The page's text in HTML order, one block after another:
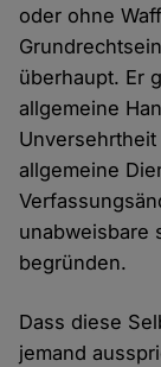
oder ohne
überhaupt. Er
allgemeine
allgemeine
unabweisbare
begründen.
Dass diese
jemand